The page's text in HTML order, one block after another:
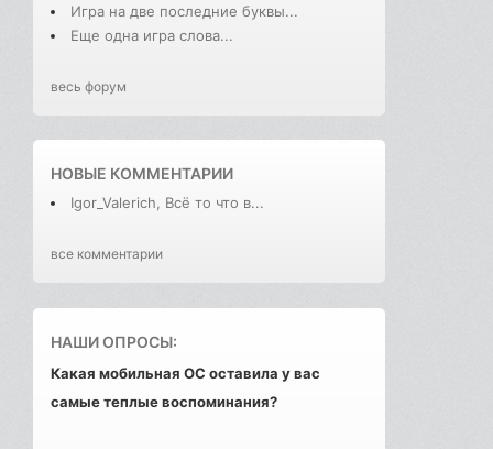
Игра на две последние буквы...
Еще одна игра слова...
весь форум
НОВЫЕ КОММЕНТАРИИ
Igor_Valerich, Всё то что в...
все комментарии
НАШИ ОПРОСЫ:
Какая мобильная ОС оставила у вас
самые теплые воспоминания?